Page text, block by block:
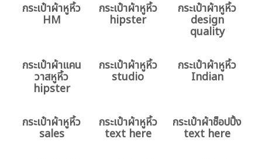
กระเป๋าผ้าหูหิ้ว
HM
กระเป๋าผ้าหูหิ้ว
hipster
กระเป๋าผ้าหูหิ้ว
design
quality
กระเป๋าผ้าแคน
วาสหูหิ้ว
hipster
กระเป๋าผ้าหูหิ้ว
studio
กระเป๋าผ้าหูหิ้ว
Indian
กระเป๋าผ้าหูหิ้ว
sales
กระเป๋าผ้าหูหิ้ว
text here
กระเป๋าผ้าช็อปปิ้ง
text here